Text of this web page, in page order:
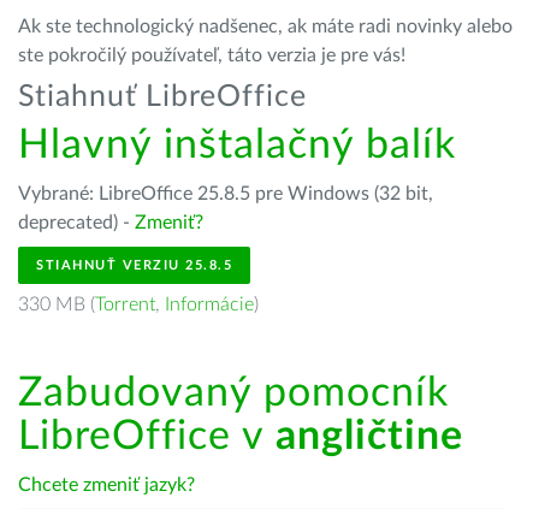
Ak ste technologický nadšenec, ak máte radi novinky alebo
ste pokročilý používateľ, táto verzia je pre vás!
Stiahnuť LibreOffice
Hlavný inštalačný balík
Vybrané: LibreOffice 25.8.5 pre Windows (32 bit,
deprecated) - Zmeniť?
STIAHNUŤ VERZIU 25.8.5
330 MB (Torrent, Informácie)
Zabudovaný pomocník
LibreOffice v angličtine
Chcete zmeniť jazyk?